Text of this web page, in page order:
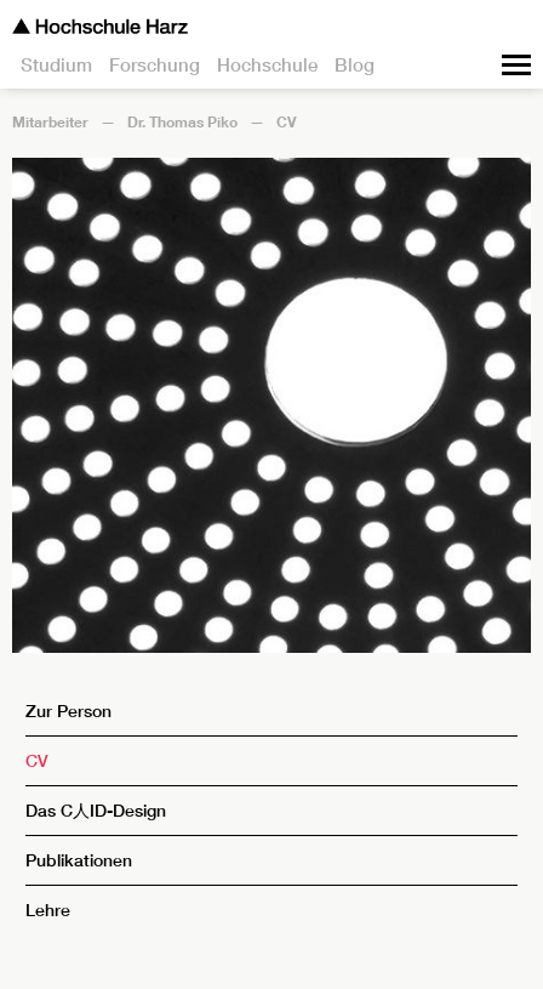
Studium Forschung Hochschule Blog
Mitarbeiter Dr. Thomas Piko CV
Zur Person
CV
Das C人ID-Design
Publikationen
Lehre